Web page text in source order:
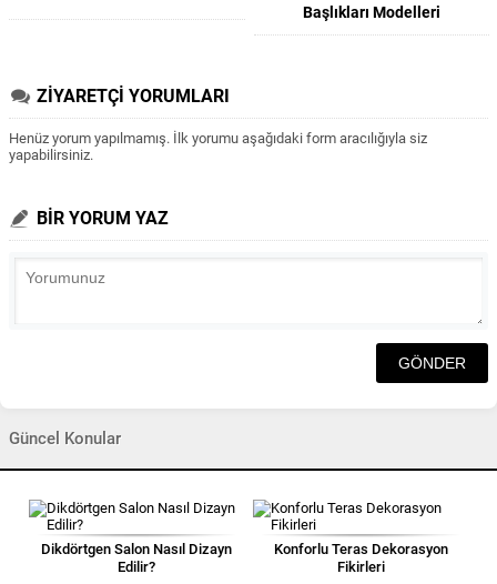
Başlıkları Modelleri
ZİYARETÇİ YORUMLARI
Henüz yorum yapılmamış. İlk yorumu aşağıdaki form aracılığıyla siz
yapabilirsiniz.
BİR YORUM YAZ
Güncel Konular
Dikdörtgen Salon Nasıl Dizayn
Edilir?
Konforlu Teras Dekorasyon
Fikirleri